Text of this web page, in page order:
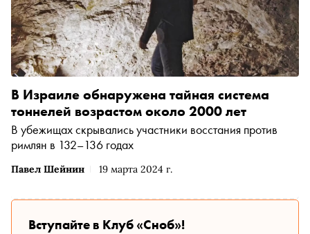
Павел Шейнин 19 марта 2024 г.
В Израиле обнаружена тайная система
тоннелей возрастом около 2000 лет
В убежищах скрывались участники восстания против
римлян в 132–136 годах
Вступайте в Клуб «Сноб»!